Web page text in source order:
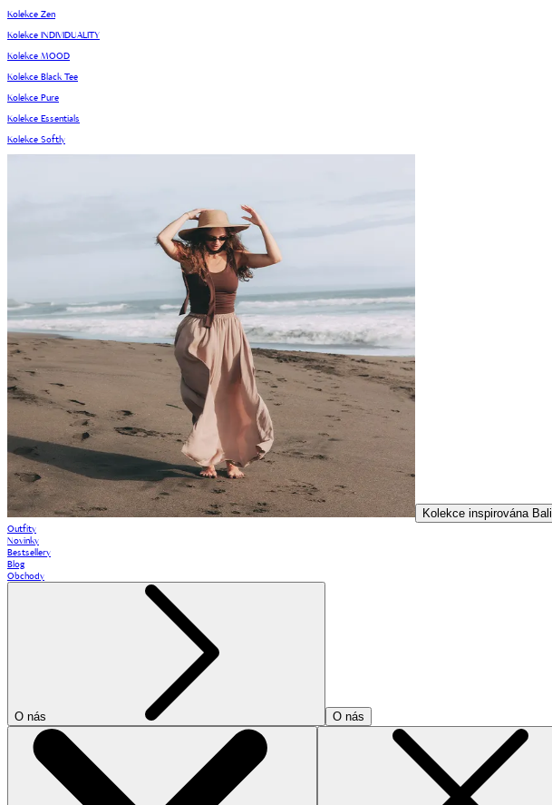
Kolekce Zen
Kolekce INDIVIDUALITY
Kolekce MOOD
Kolekce Black Tee
Kolekce Pure
Kolekce Essentials
Kolekce Softly
Kolekce inspirována Bali
Outfity
Novinky
Bestsellery
Blog
Obchody
O nás O nás